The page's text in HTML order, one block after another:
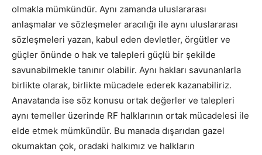
olmakla mümkündür. Aynı zamanda uluslararası
anlaşmalar ve sözleşmeler aracılığı ile aynı uluslararası
sözleşmeleri yazan, kabul eden devletler, örgütler ve
güçler önünde o hak ve talepleri güçlü bir şekilde
savunabilmekle tanınır olabilir. Aynı hakları savunanlarla
birlikte olarak, birlikte mücadele ederek kazanabiliriz.
Anavatanda ise söz konusu ortak değerler ve talepleri
aynı temeller üzerinde RF halklarının ortak mücadelesi ile
elde etmek mümkündür. Bu manada dışarıdan gazel
okumaktan çok, oradaki halkımız ve halkların